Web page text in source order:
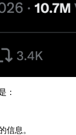
：
信息。